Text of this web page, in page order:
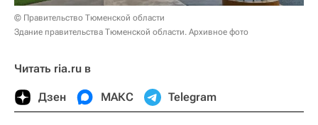
© Правительство Тюменской области
Здание правительства Тюменской области. Архивное фото
Читать ria.ru в
Дзен МАКС Telegram